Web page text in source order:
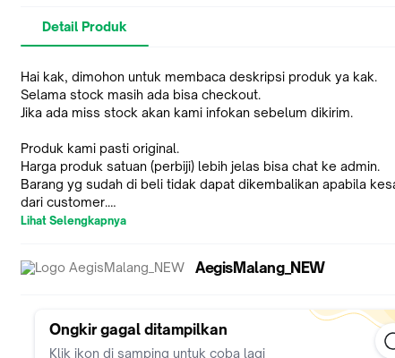
Detail Produk
Hai kak, dimohon untuk membaca deskripsi produk ya kak.
Selama stock masih ada bisa checkout.
Jika ada miss stock akan kami infokan sebelum dikirim.
Produk kami pasti original.
Harga produk satuan (perbiji) lebih jelas bisa chat ke admin.
Barang yg sudah di beli tidak dapat dikembalikan apabila
dari customer.
- Free sticker fragile dan wajib video unboxing.
*Demi kenyamanan bersama harap melakukan video
awal sampai akhir.
Lihat Selengkapnya
AegisMalang_NEW
Ongkir gagal ditampilkan
Klik ikon di samping untuk coba lagi